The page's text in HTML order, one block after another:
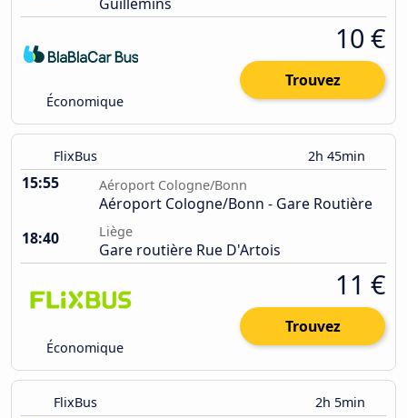
Économique
10 €
Trouvez
FlixBus 2h 45min
15:55 Aéroport Cologne/Bonn
Aéroport Cologne/Bonn - Gare Routière
18:40
Liège
Gare routière Rue D'Artois
Économique
11 €
Trouvez
FlixBus 2h 5min